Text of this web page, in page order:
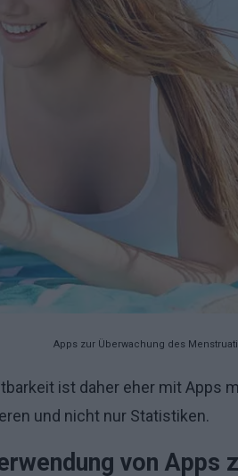
Apps zur Überwachung des
ist daher eher mit Apps
und nicht nur Statistiken.
von Apps